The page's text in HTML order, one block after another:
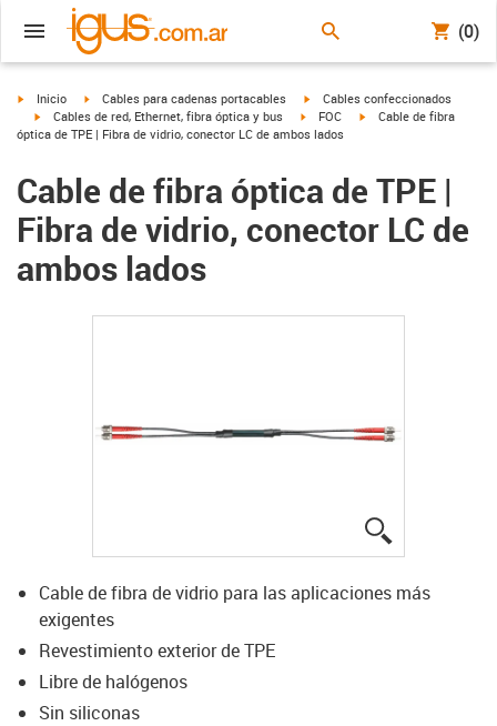
(0)
igus-icon-arrow-right
Inicio igus-icon-arrow-right
Cables para cadenas portacables igus-icon-arrow-right
Cables confeccionados
igus-icon-arrow-right
Cables de red, Ethernet, fibra óptica y bus igus-icon-arrow-right
FOC igus-icon-arrow-right
Cable de fibra
óptica de TPE | Fibra de vidrio, conector LC de ambos lados
Cable de fibra óptica de TPE |
Fibra de vidrio, conector LC de
ambos lados
Cable de fibra de vidrio para las aplicaciones más
exigentes
Revestimiento exterior de TPE
Libre de halógenos
Sin siliconas